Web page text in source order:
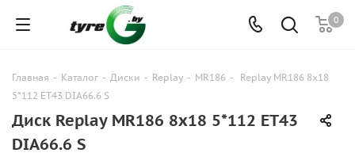
0
Главная - Каталог - Диски - Replay - MR186 -
Replay MR186 8x18
5*112 ET43 DIA66.6 S
Диск Replay MR186 8x18 5*112 ET43
DIA66.6 S